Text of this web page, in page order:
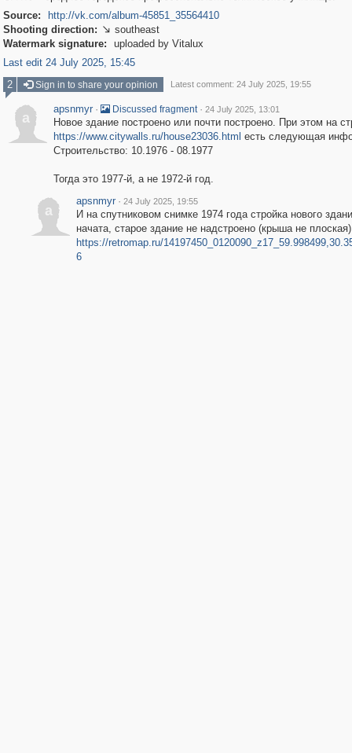
Source:
http://vk.com/album-45851_35564410
Shooting direction:  southeast
Watermark signature:
uploaded by Vitalux
Last edit 24 July 2025, 15:45
2
Sign in to share your opinion Latest comment: 24 July 2025, 19:55
a
apsnmyr · Discussed fragment · 24 July 2025, 13:01
Новое здание построено или почти построено. При этом на
https://www.citywalls.ru/house23036.html есть следующая
Строительство: 10.1976 - 08.1977
Тогда это 1977-й, а не 1972-й год.
a
apsnmyr · 24 July 2025, 19:55
И на спутниковом снимке 1974 года стройка нового
начата, старое здание не надстроено (крыша не
https://retromap.ru/
6